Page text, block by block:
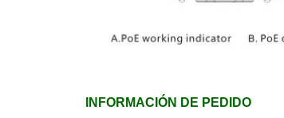
INFORMACIÓN DE PEDIDO